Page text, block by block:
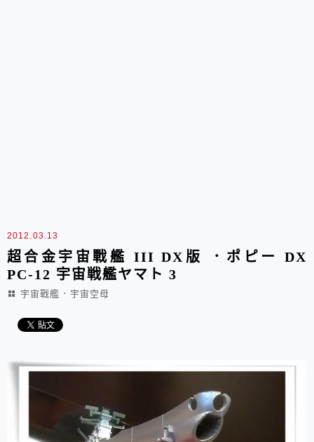
2012.03.13
超合金宇宙戰艦 III DX版 ．ポピー DX
PC-12 宇宙戦艦ヤマト 3
宇宙戰艦．宇宙空母